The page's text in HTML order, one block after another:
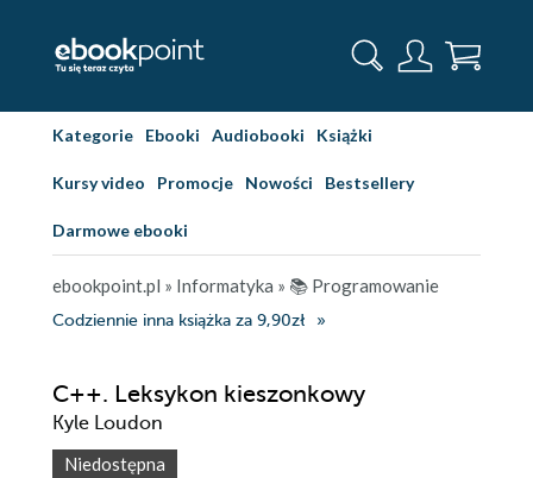
Kategorie Ebooki Audiobooki Książki
Kursy video Promocje Nowości Bestsellery
Darmowe ebooki
ebookpoint.pl » Informatyka » 📚 Programowanie
Codziennie inna książka za 9,90zł
C++. Leksykon kieszonkowy
Kyle Loudon
Niedostępna